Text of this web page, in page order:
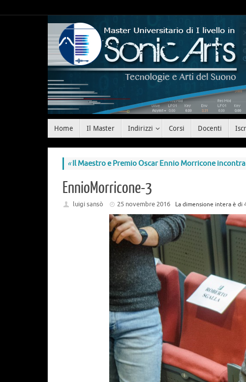
Home Il Master Indirizzi Corsi Docenti
«Il Maestro e Premio Oscar Ennio Morricone
EnnioMorricone-3
luigi sansò 25 novembre 2016 La dimensione intera è di